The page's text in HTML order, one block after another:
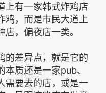
上有一家韩式炸鸡店
鸡，而是市民大道上
，偏夜店一类。
的差异点，就是它的
质还是一家pub、
需要去的店，或是一